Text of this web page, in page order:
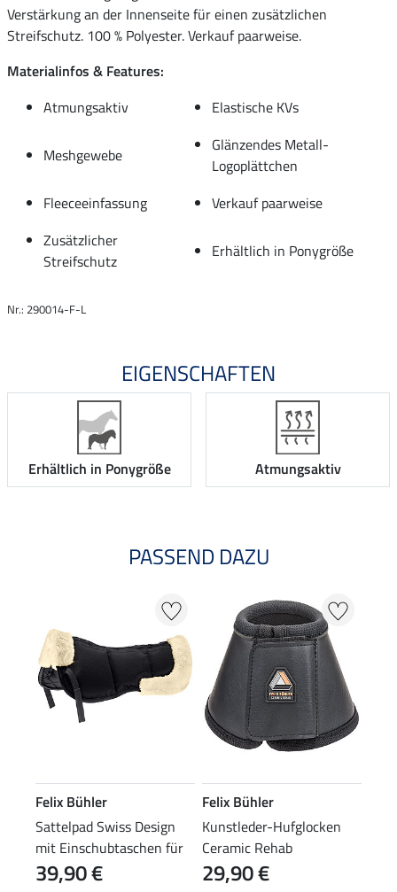
Verstärkung an der Innenseite für einen zusätzlichen
Streifschutz. 100 % Polyester. Verkauf paarweise.
Materialinfos & Features:
Atmungsaktiv
Elastische KVs
Meshgewebe
Glänzendes Metall-
Logoplättchen
Fleeceeinfassung
Verkauf paarweise
Zusätzlicher
Streifschutz
Erhältlich in Ponygröße
Nr.: 290014-F-L
EIGENSCHAFTEN
Erhältlich in Ponygröße Atmungsaktiv
PASSEND DAZU
Felix Bühler
Sattelpad Swiss Design
mit Einschubtaschen für
Korrekturpads
39,90 €
Felix Bühler
Kunstleder-Hufglocken
Ceramic Rehab
29,90 €